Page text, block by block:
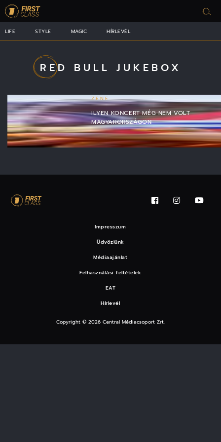
LIFE STYLE MAGIC HÍRLEVÉL
RED BULL JUKEBOX
ZENE
ILYEN KONCERT MÉG NEM VOLT
MAGYARORSZÁGON
Impresszum
Üdvözlünk
Médiaajánlat
Felhasználási feltételek
EAT
Hírlevél
Copyright © 2026 Central Médiacsoport Zrt.